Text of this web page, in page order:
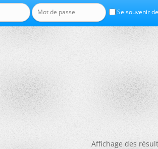
Se souvenir
Affichage des